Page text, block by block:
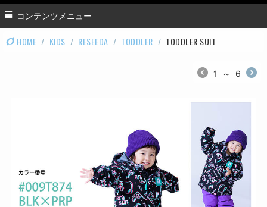
コンテンツメニュー
HOME / KIDS / RESEEDA / TODDLER / TODDLER SUIT
1 ～ 6